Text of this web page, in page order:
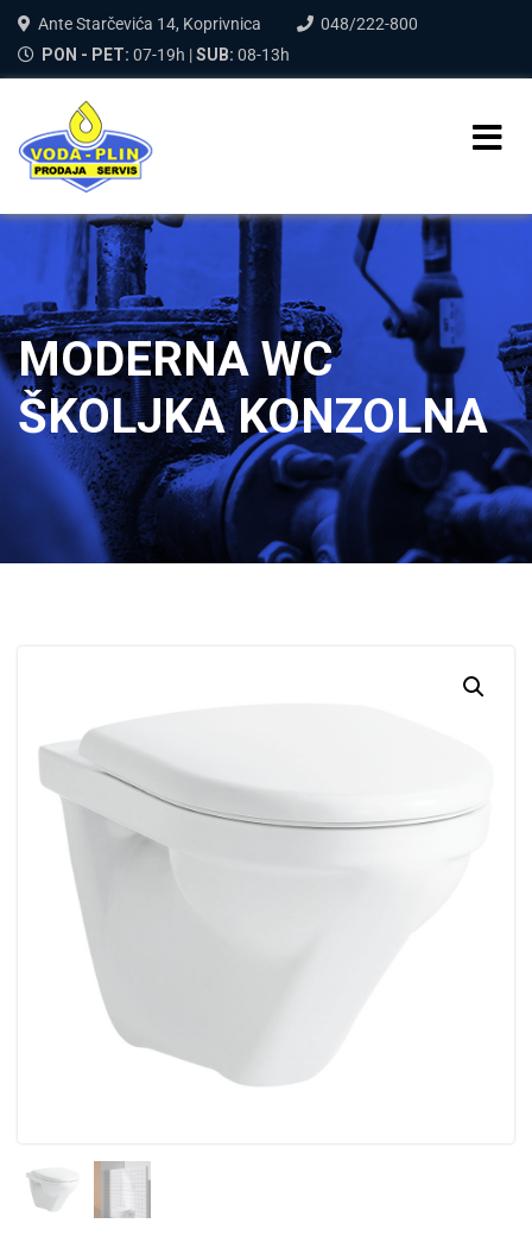
Ante Starčevića 14, Koprivnica
048/222-800
PON - PET: 07-19h |SUB: 08-13h
MODERNA WC
ŠKOLJKA KONZOLNA